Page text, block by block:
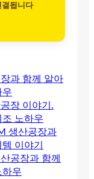
결됩니다
과 함께 알아
우
장 이야기.
노하우
생산공장과
이야기
공장과 함께
하우